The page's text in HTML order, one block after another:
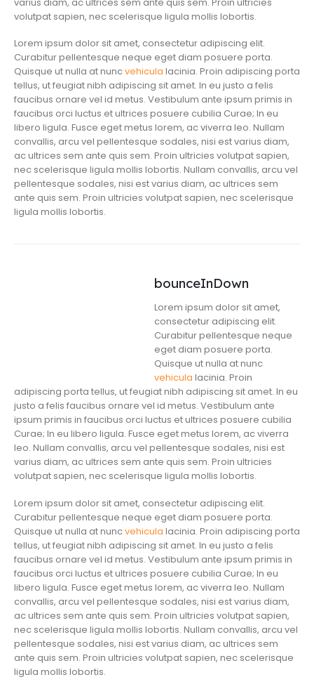
volutpat sapien, nec scelerisque ligula mollis lobortis.
Lorem ipsum dolor sit amet, consectetur adipiscing elit.
Curabitur pellentesque neque eget diam posuere porta.
Quisque ut nulla at nuncvehicula lacinia. Proin adipiscing porta
tellus, ut feugiat nibh adipiscing sit amet. In eu justo a felis
faucibus ornare vel id metus. Vestibulum ante ipsum primis in
faucibus orci luctus et ultrices posuere cubilia Curae; In eu
libero ligula. Fusce eget metus lorem, ac viverra leo. Nullam
convallis, arcu vel pellentesque sodales, nisi est varius diam,
ac ultrices sem ante quis sem. Proin ultricies volutpat sapien,
nec scelerisque ligula mollis lobortis. Nullam convallis, arcu vel
pellentesque sodales, nisi est varius diam, ac ultrices sem
ante quis sem. Proin ultricies volutpat sapien, nec scelerisque
ligula mollis lobortis.
bounceInDown
Lorem ipsum dolor sit amet,
consectetur adipiscing elit.
Curabitur pellentesque neque
eget diam posuere porta.
Quisque ut nulla at nunc
vehicula lacinia. Proin
adipiscing porta tellus, ut feugiat nibh adipiscing sit amet. In eu
justo a felis faucibus ornare vel id metus. Vestibulum ante
ipsum primis in faucibus orci luctus et ultrices posuere cubilia
Curae; In eu libero ligula. Fusce eget metus lorem, ac viverra
leo. Nullam convallis, arcu vel pellentesque sodales, nisi est
varius diam, ac ultrices sem ante quis sem. Proin ultricies
volutpat sapien, nec scelerisque ligula mollis lobortis.
Lorem ipsum dolor sit amet, consectetur adipiscing elit.
Curabitur pellentesque neque eget diam posuere porta.
Quisque ut nulla at nuncvehicula lacinia. Proin adipiscing porta
tellus, ut feugiat nibh adipiscing sit amet. In eu justo a felis
faucibus ornare vel id metus. Vestibulum ante ipsum primis in
faucibus orci luctus et ultrices posuere cubilia Curae; In eu
libero ligula. Fusce eget metus lorem, ac viverra leo. Nullam
convallis, arcu vel pellentesque sodales, nisi est varius diam,
ac ultrices sem ante quis sem. Proin ultricies volutpat sapien,
nec scelerisque ligula mollis lobortis. Nullam convallis, arcu vel
pellentesque sodales, nisi est varius diam, ac ultrices sem
ante quis sem. Proin ultricies volutpat sapien, nec scelerisque
ligula mollis lobortis.